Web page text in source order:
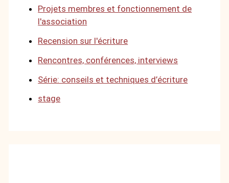
Projets membres et fonctionnement de
l'association
Recension sur l'écriture
Rencontres, conférences, interviews
Série: conseils et techniques d’écriture
stage